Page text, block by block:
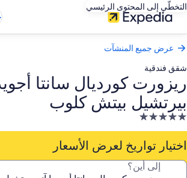
التخطّي إلى المحتوى الرئيسي
عرض جميع المنشآت
شقق فندقية
ريزورت كورديال سانتا
بيرتشيل بيتش كلوب
منشأة
فندقية
مصنفة
5.0
اختيار تواريخ لعرض الأسعار
إلى أين؟